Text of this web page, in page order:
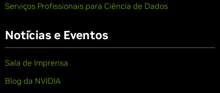
Serviços Profissionais para Ciência de Dados
Notícias e Eventos
Sala de Imprensa
Blog da NVIDIA